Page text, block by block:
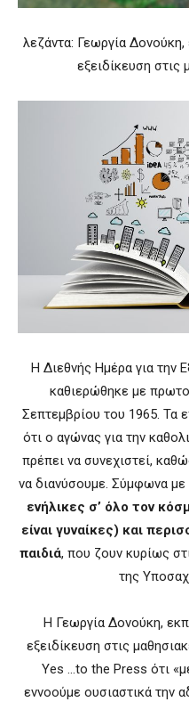
λεζάντα: Γεωργία
εξειδίκευση στις
Η Διεθνής Ημέρα για την
καθιερώθηκε με
Σεπτεμβρίου του 1965. Τα
ότι ο αγώνας για την
πρέπει να συνεχιστεί,
να διανύσουμε. Σύμφωνα με
ενήλικες σ’ όλο τον
είναι γυναίκες) και
παιδιά, που ζουν κυρίως
της
Η Γεωργία Δονούκη,
εξειδίκευση στις
Yes …to the Press ότι
εννοούμε ουσιαστικά την